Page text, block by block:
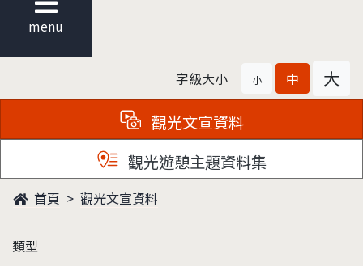
menu
字級大小 小 中 大
觀光文宣資料
觀光遊憩主題資料集
首頁 觀光文宣資料
類型